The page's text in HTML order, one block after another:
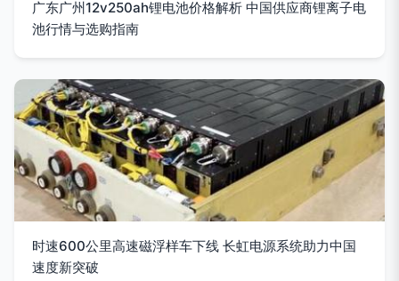
广东广州12v250ah锂电池价格解析 中国供应商锂离子电
池行情与选购指南
时速600公里高速磁浮样车下线 长虹电源系统助力中国
速度新突破